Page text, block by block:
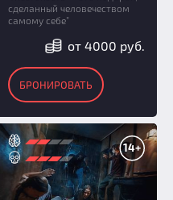
сделанный человечеством
самому себе"
от 4000 руб.
БРОНИРОВАТЬ
14+